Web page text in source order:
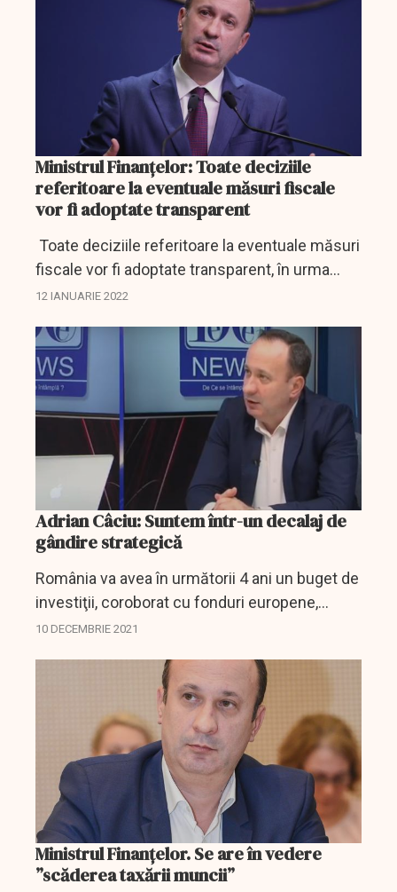
Ministrul Finanţelor: Toate deciziile
referitoare la eventuale măsuri fiscale
vor fi adoptate transparent
Toate deciziile referitoare la eventuale măsuri
fiscale vor fi adoptate transparent, în urma
dialogului cu reprezentanţii mediului de
Câciu.
12 IANUARIE 2022
Adrian Câciu: Suntem într-un decalaj de
gândire strategică
România va avea în următorii 4 ani un buget de
investiţii, coroborat cu fonduri europene,
PNRR şi fonduri publice, pe care nu l-a avut
10 DECEMBRIE 2021
Ministrul Finanțelor. Se are în vedere
”scăderea taxării muncii”